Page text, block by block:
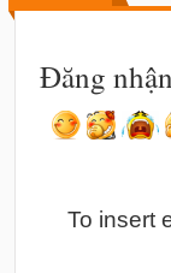
Đăng
To insert